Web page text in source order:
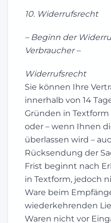
10. Widerrufsrecht
– Beginn der
Verbraucher –
Widerrufsrecht
Sie können Ihre
innerhalb von 14
Gründen in Textform
oder – wenn Ihnen
überlassen wird –
Rücksendung der
Frist beginnt nach
in Textform, jedoch
Ware beim
wiederkehrenden
Waren nicht vor